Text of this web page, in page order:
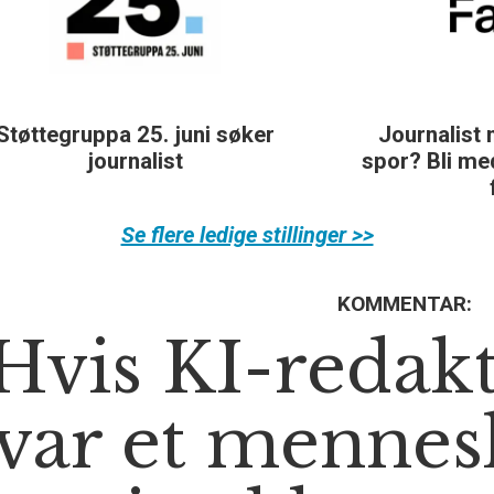
Journalist med teft for digitale
spor? Bli med på å bygge vårt nye
Se flere ledige stillinger >>
KOMMENTAR:
KI-
et